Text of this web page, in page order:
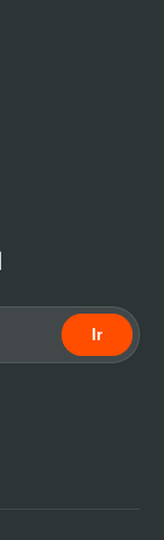
Ir